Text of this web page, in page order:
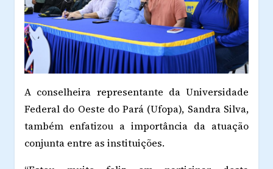
A conselheira representante da Universidade
Federal do Oeste do Pará (Ufopa), Sandra Silva,
também enfatizou a importância da atuação
conjunta entre as instituições.